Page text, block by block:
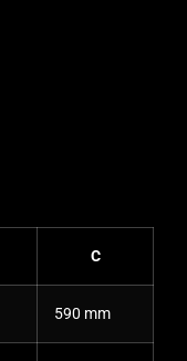
C
590 mm